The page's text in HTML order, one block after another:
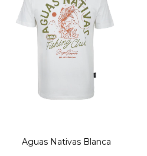
Aguas Nativas Blanca